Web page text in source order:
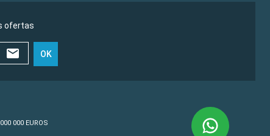
ofertas
OK
000 EUROS